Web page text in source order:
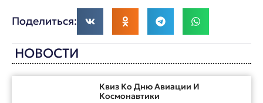
Поделиться:
НОВОСТИ
Квиз Ко Дню Авиации И
Космонавтики